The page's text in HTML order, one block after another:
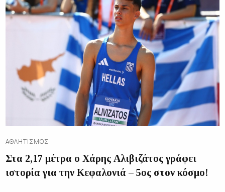
ΑΘΛΗΤΙΣΜΌΣ
Στα 2,17 μέτρα ο Χάρης Αλιβιζάτος γράφει
ιστορία για την Κεφαλονιά – 5ος στον κόσμο!